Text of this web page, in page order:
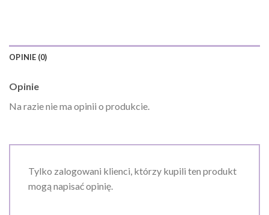
OPINIE (0)
Opinie
Na razie nie ma opinii o produkcie.
Tylko zalogowani klienci, którzy kupili ten produkt
mogą napisać opinię.